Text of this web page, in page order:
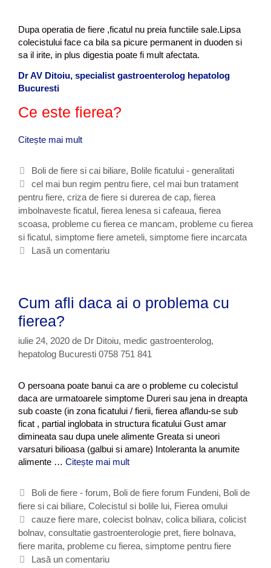
u
m
a
t
u
e
r
a
t
i
a
d
e
?
Dupa operatia de fiere ,ficatul nu preia functiile sale.Lipsa
colecistului face ca bila sa picure permanent in duoden si
sa il irite, in plus digestia poate fi mult afectata.
Dr AV Ditoiu, specialist gastroenterolog hepatolog
Bucuresti
Ce este fierea?
Citește mai mult
c
t
u
l
p
r
e
u
i
l
i
u
p
a
o
p
e
C
a
t
e
g
o
r
Boli de fiere si cai biliare, Bolile ficatului - generalitati
E
t
i
c
h
e
cel mai bun regim pentru fiere, cel mai bun tratament
pentru fiere, criza de fiere si durerea de cap, fierea
imbolnaveste ficatul, fierea lenesa si cafeaua, fierea
scoasa, probleme cu fierea ce mancam, probleme cu fierea
si ficatul, simptome fiere ameteli, simptome fiere incarcata
Lasă un comentariu
Cum afli daca ai o problema cu
fierea?
iulie 24, 2020 de Dr Ditoiu, medic gastroenterolog,
hepatolog Bucuresti 0758 751 841
O persoana poate banui ca are o probleme cu colecistul
daca are urmatoarele simptome Dureri sau jena in dreapta
sub coaste (in zona ficatului / fierii, fierea aflandu-se sub
ficat , partial inglobata in structura ficatului Gust amar
dimineata sau dupa unele alimente Greata si uneori
varsaturi bilioasa (galbui si amare) Intoleranta la anumite
alimente … Citește mai mult
m
f
l
i
d
C
a
t
e
g
o
Boli de fiere - forum, Boli de fiere forum Fundeni, Boli de
fiere si cai biliare, Colecistul si bolile lui, Fierea omului
E
t
i
c
cauze fiere mare, colecist bolnav, colica biliara, colicist
bolnav, consultatie gastroenterologie pret, fiere bolnava,
fiere marita, probleme cu fierea, simptome pentru fiere
Lasă un comentariu